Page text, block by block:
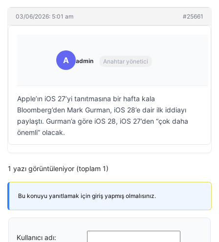
03/06/2026: 5:01 am #25661
A admin Anahtar yönetici
Apple’ın iOS 27’yi tanıtmasına bir hafta kala
Bloomberg’den Mark Gurman, iOS 28’e dair ilk iddiayı
paylaştı. Gurman’a göre iOS 28, iOS 27’den “çok daha
önemli” olacak.
1 yazı görüntüleniyor (toplam 1)
Bu konuyu yanıtlamak için giriş yapmış olmalısınız.
Kullanıcı adı: